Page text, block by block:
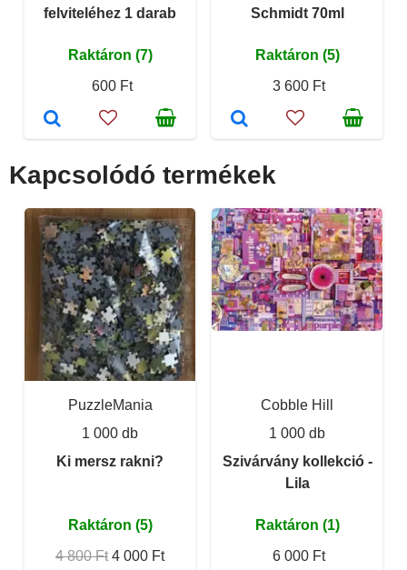
felviteléhez 1 darab
Raktáron (7)
600 Ft
Schmidt 70ml
Raktáron (5)
3 600 Ft
Kapcsolódó termékek
PuzzleMania
1 000 db
Ki mersz rakni?
Raktáron (5)
4 800 Ft 4 000 Ft
Cobble Hill
1 000 db
Szivárvány kollekció -
Lila
Raktáron (1)
6 000 Ft